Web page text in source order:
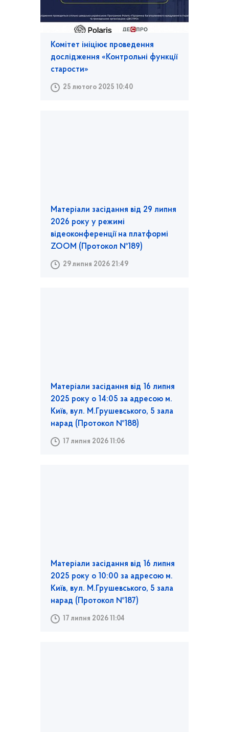
Комітет ініціює проведення
дослідження «Контрольні функції
старости»
25 лютого 2025 10:40
Матеріали засідання від 29 липня
2026 року у режимі
відеоконференції на платформі
ZOOM (Протокол №189)
29 липня 2026 21:49
Матеріали засідання від 16 липня
2025 року о 14:05 за адресою м.
Київ, вул. М.Грушевського, 5 зала
нарад (Протокол №188)
17 липня 2026 11:06
Матеріали засідання від 16 липня
2025 року о 10:00 за адресою м.
Київ, вул. М.Грушевського, 5 зала
нарад (Протокол №187)
17 липня 2026 11:04